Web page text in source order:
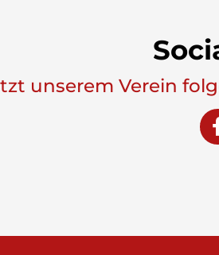
unserem Verein